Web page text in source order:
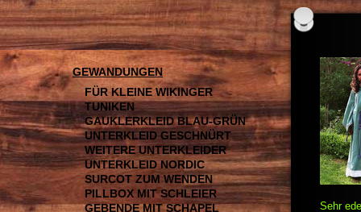
Sehr
GEWANDUNGEN
FÜR KLEINE WIKINGER
TUNIKEN
GAUKLERKLEID BLAU-GRÜN
UNTERKLEID GESCHNÜRT
WEITERE UNTERKLEIDER
UNTERKLEID NORDIC
SURCOT ZUM WENDEN
PILLBOX MIT SCHLEIER
GEBENDE MIT SCHAPEL